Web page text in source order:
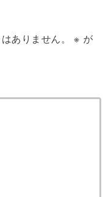
ありません。 ※ が